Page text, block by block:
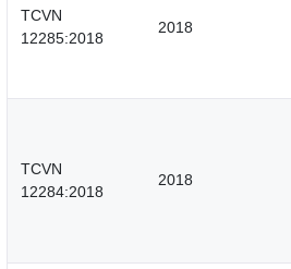
TCVN
12285:2018
2018
TCVN
12284:2018
2018